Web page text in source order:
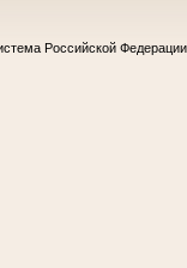
Российской